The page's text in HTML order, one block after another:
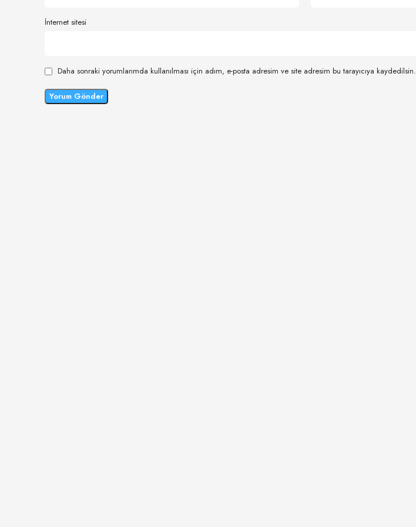
İnternet sitesi
Daha sonraki yorumlarımda kullanılması için adım, e-posta adresim ve site adresim bu tarayıcıya kaydedilsin.